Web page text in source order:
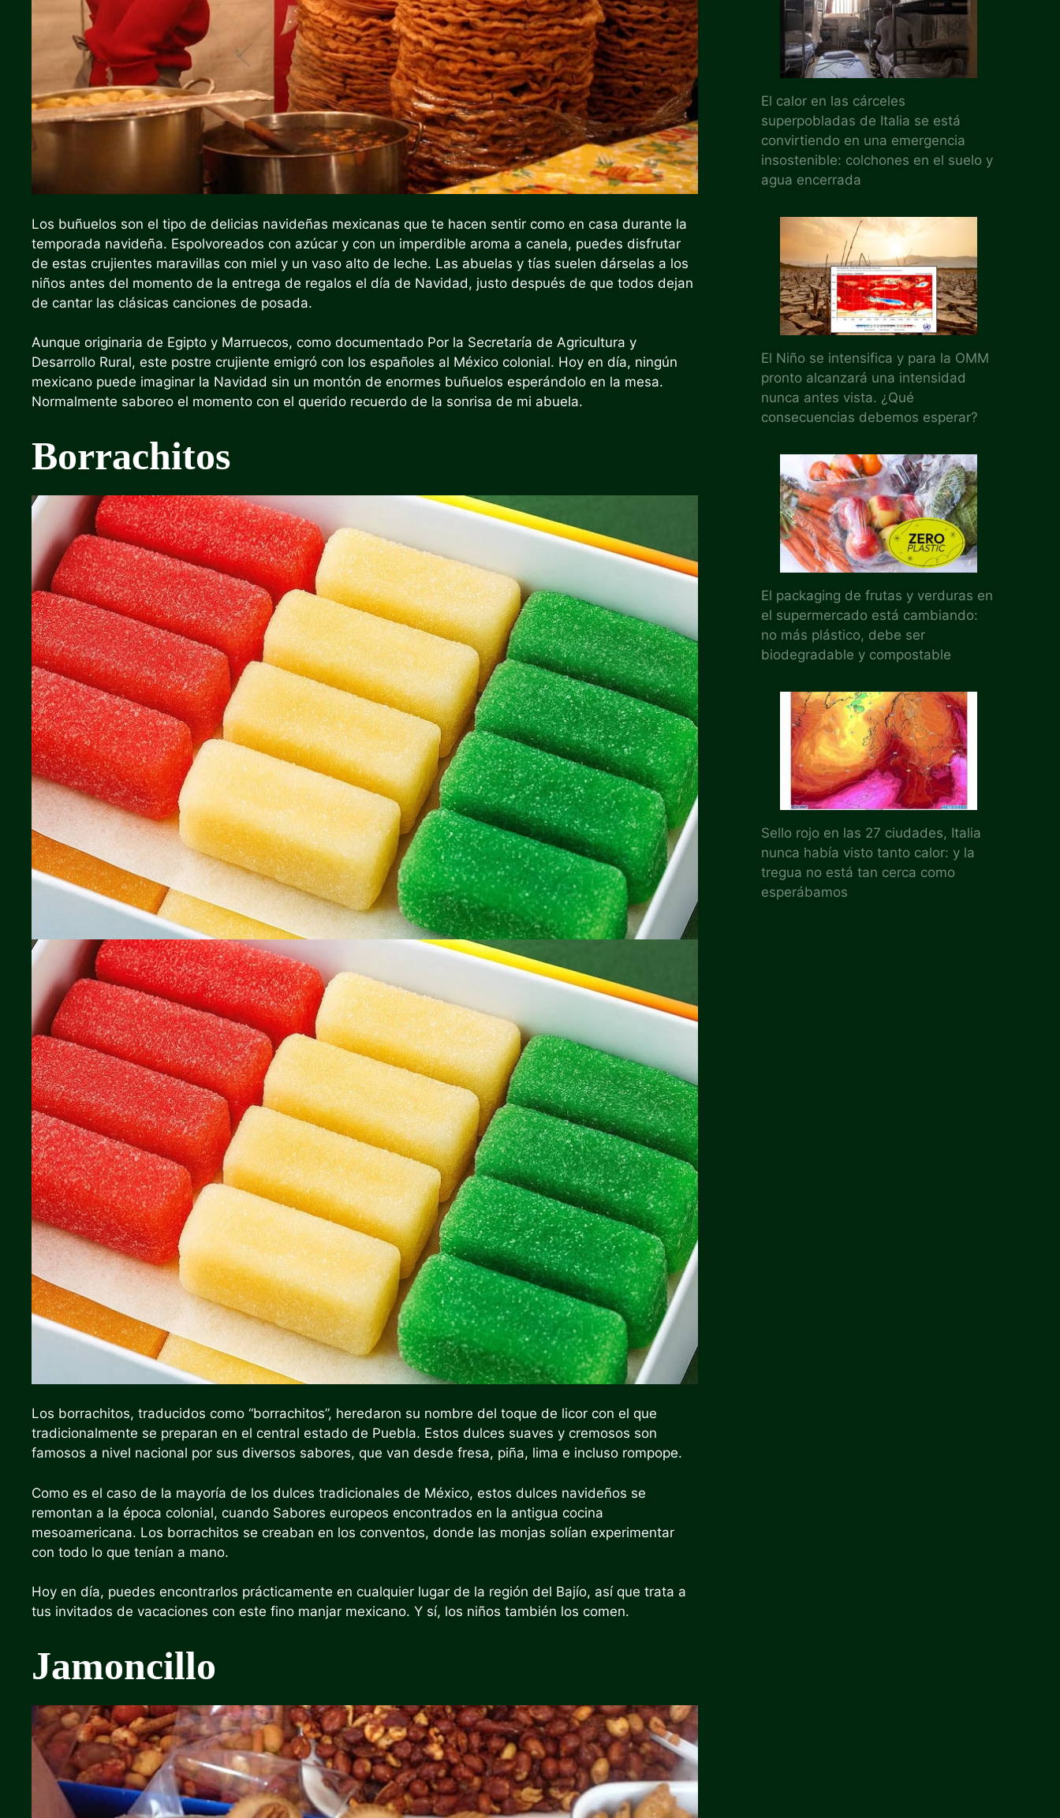
Los buñuelos son el tipo de delicias navideñas mexicanas que te hacen sentir como en casa durante la
temporada navideña. Espolvoreados con azúcar y con un imperdible aroma a canela, puedes disfrutar
de estas crujientes maravillas con miel y un vaso alto de leche. Las abuelas y tías suelen dárselas a los
niños antes del momento de la entrega de regalos el día de Navidad, justo después de que todos dejan
de cantar las clásicas canciones de posada.
Aunque originaria de Egipto y Marruecos, como documentado Por la Secretaría de Agricultura y
Desarrollo Rural, este postre crujiente emigró con los españoles al México colonial. Hoy en día, ningún
mexicano puede imaginar la Navidad sin un montón de enormes buñuelos esperándolo en la mesa.
Normalmente saboreo el momento con el querido recuerdo de la sonrisa de mi abuela.
Borrachitos
Los borrachitos, traducidos como “borrachitos”, heredaron su nombre del toque de licor con el que
tradicionalmente se preparan en el central estado de Puebla. Estos dulces suaves y cremosos son
famosos a nivel nacional por sus diversos sabores, que van desde fresa, piña, lima e incluso rompope.
Como es el caso de la mayoría de los dulces tradicionales de México, estos dulces navideños se
remontan a la época colonial, cuando Sabores europeos encontrados en la antigua cocina
mesoamericana. Los borrachitos se creaban en los conventos, donde las monjas solían experimentar
con todo lo que tenían a mano.
Hoy en día, puedes encontrarlos prácticamente en cualquier lugar de la región del Bajío, así que trata a
tus invitados de vacaciones con este fino manjar mexicano. Y sí, los niños también los comen.
Jamoncillo
El calor en las cárceles
superpobladas de Italia se está
convirtiendo en una emergencia
insostenible: colchones en el suelo y
agua encerrada
El Niño se intensifica y para la OMM
pronto alcanzará una intensidad
nunca antes vista. ¿Qué
consecuencias debemos esperar?
El packaging de frutas y verduras en
el supermercado está cambiando:
no más plástico, debe ser
biodegradable y compostable
Sello rojo en las 27 ciudades, Italia
nunca había visto tanto calor: y la
tregua no está tan cerca como
esperábamos